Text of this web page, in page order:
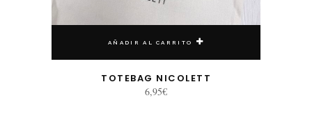
AÑADIR AL CARRITO
TOTEBAG NICOLETT
6,95€